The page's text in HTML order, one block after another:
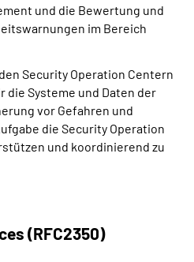
und die Bewertung und
im Bereich
Security Operation Centern
die Systeme und Daten der
vor Gefahren und
die Security Operation
und koordinierend zu
(RFC2350)